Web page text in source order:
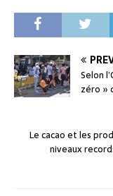
Selon
zéro »
Le cacao et les
niveaux